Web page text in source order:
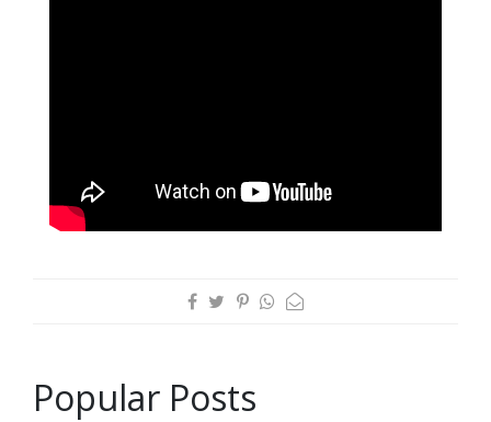
Popular Posts